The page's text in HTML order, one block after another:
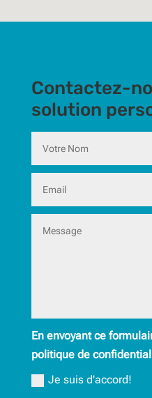
Contactez-
solution
En envoyant ce
politique de
Je suis d'accord!